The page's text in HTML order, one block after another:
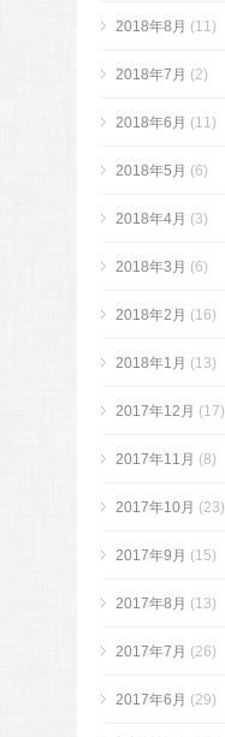
2018年8月 (11)
2018年7月 (2)
2018年6月 (11)
2018年5月 (6)
2018年4月 (3)
2018年3月 (6)
2018年2月 (16)
2018年1月 (13)
2017年12月 (17)
2017年11月 (8)
2017年10月 (23)
2017年9月 (15)
2017年8月 (13)
2017年7月 (26)
2017年6月 (29)